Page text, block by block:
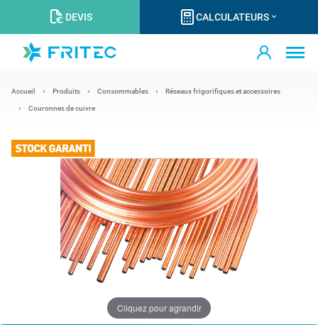
DEVIS CALCULATEURS
Accueil Produits Consommables Réseaux frigorifiques et accessoires
Couronnes de cuivre
Cliquez pour agrandir